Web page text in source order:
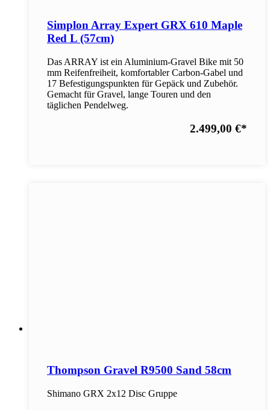
Simplon Array Expert GRX 610 Maple
Red L (57cm)
Das ARRAY ist ein Aluminium-Gravel Bike mit 50
mm Reifenfreiheit, komfortabler Carbon-Gabel und
17 Befestigungspunkten für Gepäck und Zubehör.
Gemacht für Gravel, lange Touren und den
täglichen Pendelweg.
2.499,00 €*
Thompson Gravel R9500 Sand 58cm
Shimano GRX 2x12 Disc Gruppe